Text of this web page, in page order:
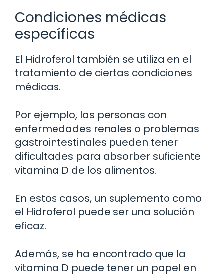
Condiciones médicas
específicas
El Hidroferol también se utiliza en el
tratamiento de ciertas condiciones
médicas.
Por ejemplo, las personas con
enfermedades renales o problemas
gastrointestinales pueden tener
dificultades para absorber suficiente
vitamina D de los alimentos.
En estos casos, un suplemento como
el Hidroferol puede ser una solución
eficaz.
Además, se ha encontrado que la
vitamina D puede tener un papel en